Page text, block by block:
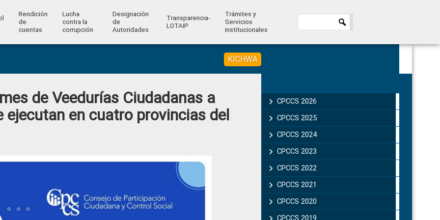
Rendición
de
cuentas
Lucha
contra la
corrupción
Designación
de
Autoridades
Transparencia-
LOTAIP
Trámites y
Servicios
institucionales
KICHWA
de Veedurías Ciudadanas a
ejecutan en cuatro provincias del
Sidebar
CPCCS 2026
CPCCS 2025
CPCCS 2024
CPCCS 2023
CPCCS 2022
CPCCS 2021
CPCCS 2020
CPCCS 2019 .